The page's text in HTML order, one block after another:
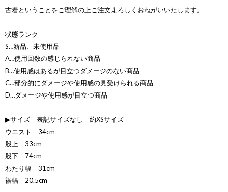
古着ということをご理解の上ご注文よろしくおねがいいたします。
状態ランク
S…新品、未使用品
A…使用回数の感じられない商品
B…使用感はあるが目立つダメージのない商品
C…部分的にダメージや使用感の見受けられる商品
D…ダメージや使用感が目立つ商品
▶サイズ 表記サイズなし 約XSサイズ
ウエスト 34cm
股上 33cm
股下 74cm
わたり幅 31cm
裾幅 20.5cm